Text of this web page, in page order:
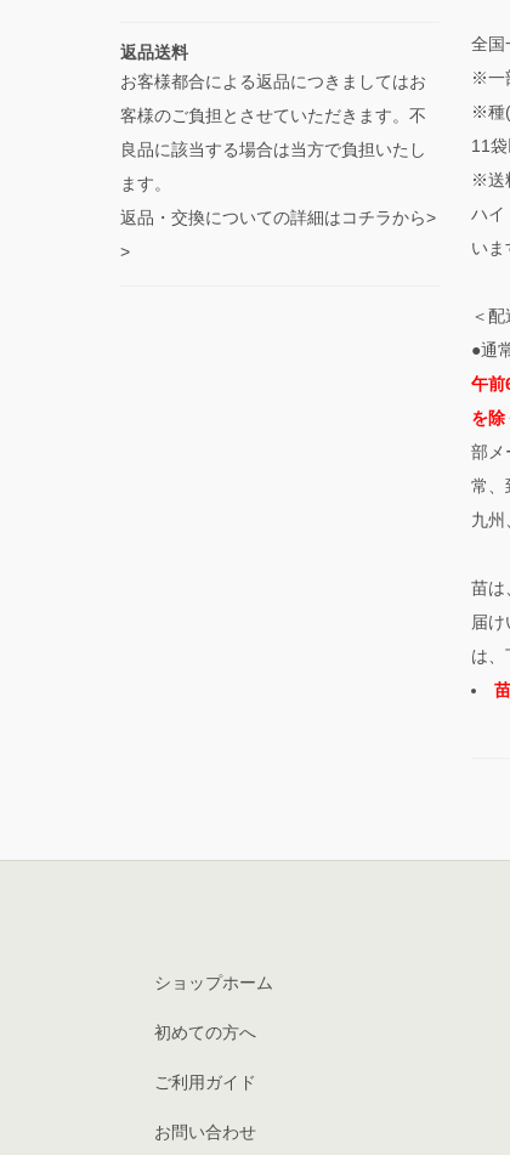
返品送料
お客様都合による返品につきましてはお
客様のご負担とさせていただきます。不
良品に該当する場合は当方で負担いたし
ます。
返品・交換についての詳細はコチラから>
>
全国
※一
※種(
11袋
※送
ハイ
いま
＜
●通
午前
を除
部メ
常、
九州
苗は
届け
は、
ショップホーム
初めての方へ
ご利用ガイド
お問い合わせ